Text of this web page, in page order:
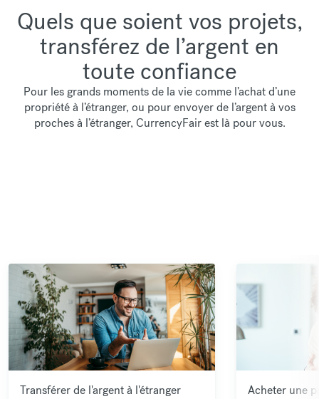
Quels que soient vos projets,
transférez de l’argent en
toute confiance
Pour les grands moments de la vie comme l’achat d’une
propriété à l’étranger, ou pour envoyer de l’argent à vos
proches à l’étranger, CurrencyFair est là pour vous.
Transférer de l'argent à l'étranger Acheter une